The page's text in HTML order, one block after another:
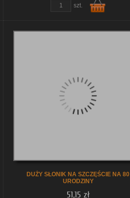
szt.
DUŻY SŁONIK NA SZCZĘŚCIE NA 80
URODZINY
51,15 zł